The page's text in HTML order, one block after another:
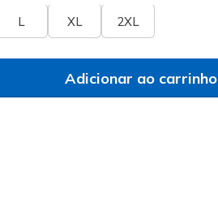
L XL 2XL
Adicionar ao carrinho